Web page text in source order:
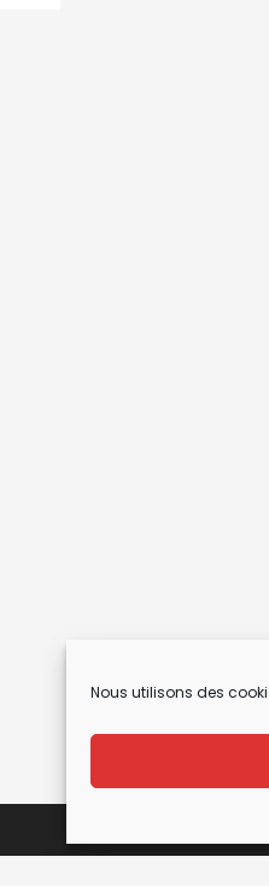
Nous utilisons des